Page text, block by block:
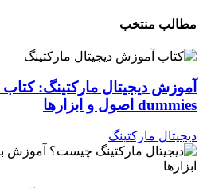
مطالب منتخب
dummies اصول و ابزارها
دیجیتال مارکتینگ